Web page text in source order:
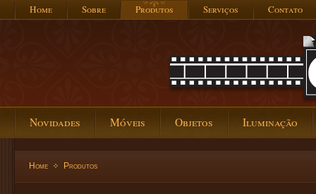
Home Sobre Produtos Serviços Contato
Novidades Móveis Objetos Iluminação
Home Produtos